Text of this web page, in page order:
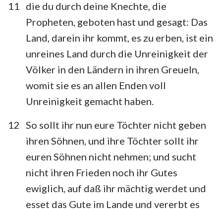
11
die du durch deine Knechte, die
Propheten, geboten hast und gesagt: Das
Land, darein ihr kommt, es zu erben, ist ein
unreines Land durch die Unreinigkeit der
Völker in den Ländern in ihren Greueln,
womit sie es an allen Enden voll
Unreinigkeit gemacht haben.
12 So sollt ihr nun eure Töchter nicht geben
ihren Söhnen, und ihre Töchter sollt ihr
euren Söhnen nicht nehmen; und sucht
nicht ihren Frieden noch ihr Gutes
ewiglich, auf daß ihr mächtig werdet und
esset das Gute im Lande und vererbt es